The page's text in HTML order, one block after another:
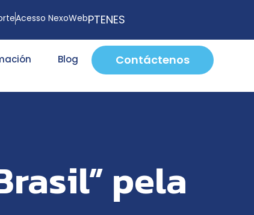
Acesso NexoWebPTENES
Blog Contáctenos
pela